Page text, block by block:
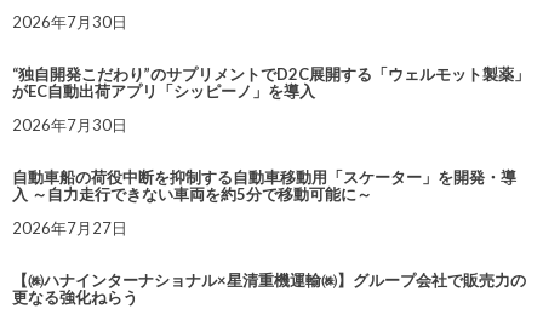
2026年7月30日
“独自開発こだわり”のサプリメントでD2C展開する「ウェルモット製薬」
がEC自動出荷アプリ「シッピーノ」を導入
2026年7月30日
自動車船の荷役中断を抑制する自動車移動用「スケーター」を開発・導
入 ～自力走行できない車両を約5分で移動可能に～
2026年7月27日
【㈱ハナインターナショナル×星清重機運輸㈱】グループ会社で販売力の
更なる強化ねらう